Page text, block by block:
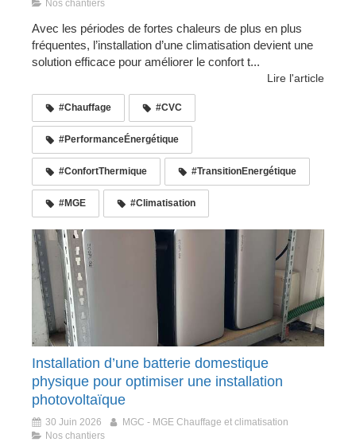
Nos chantiers
Avec les périodes de fortes chaleurs de plus en plus
fréquentes, l’installation d’une climatisation devient une
solution efficace pour améliorer le confort t...
Lire l'article
#Chauffage #CVC
#PerformanceÉnergétique
#ConfortThermique #TransitionEnergétique
#MGE #Climatisation
Installation d’une batterie domestique
physique pour optimiser une installation
photovoltaïque
30 Juin 2026
MGC - MGE Chauffage et climatisation
Nos chantiers